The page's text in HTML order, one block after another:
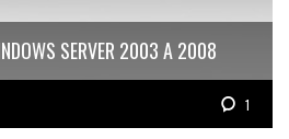
SERVER 2003 A 2008
1